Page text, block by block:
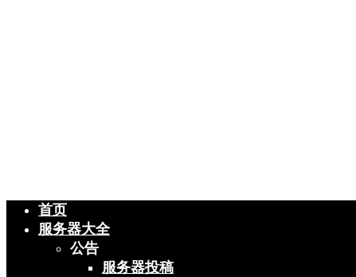
首页
服务器大全
公告
服务器投稿